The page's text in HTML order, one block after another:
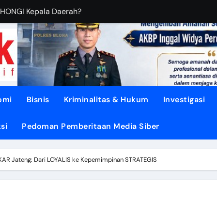
Kepala Daerah?
Membangun KOPERASI MODERN
RUANG Publik
di TUNJUNGAN ke Provinsi
dari Oligarki
‘PERI AIR’
Mengalir ke DESA”
Bisnis Kriminalitas & Hukum Investigasi
Pedoman Pemberitaan Media Siber
Jateng: Dari LOYALIS ke Kepemimpinan STRATEGIS